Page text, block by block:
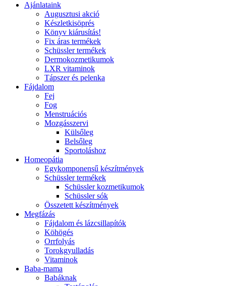
Ajánlataink
Augusztusi akció
Készletkisöprés
Könyv kiárusítás!
Fix áras termékek
Schüssler termékek
Dermokozmetikumok
LXR vitaminok
Tápszer és pelenka
Fájdalom
Fej
Fog
Menstruációs
Mozgásszervi
Külsőleg
Belsőleg
Sportoláshoz
Homeopátia
Egykomponensű készítmények
Schüssler termékek
Schüssler kozmetikumok
Schüssler sók
Összetett készítmények
Megfázás
Fájdalom és lázcsillapítók
Köhögés
Orrfolyás
Torokgyulladás
Vitaminok
Baba-mama
Babáknak